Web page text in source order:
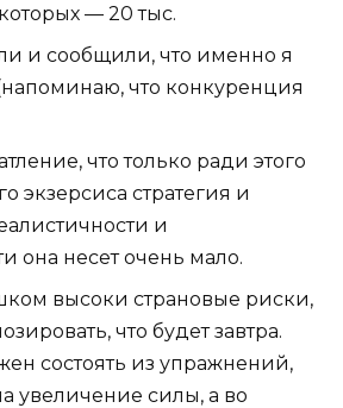
— 20 тыс.
и сообщили, что именно я
что конкуренция
что только ради этого
экзерсиса стратегия и
и
она несет очень мало.
высоки страновые риски,
что будет завтра.
состоять из упражнений,
увеличение силы, а во